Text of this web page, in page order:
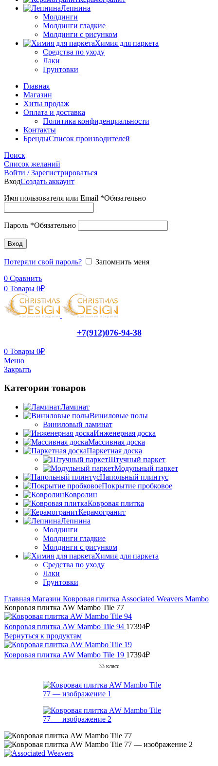
Лепнина
Молдинги
Молдинги гладкие
Молдинги с рисунком
Химия для паркета
Средства по уходу
Лаки
Грунтовки
Главная
Магазин
Хиты продаж
Оплата и доставка
Политика конфиденциальности
Контакты
БрендыСписок производителей
Поиск
Список желаний
Войти / Зарегистрироваться
ВходСоздать аккаунт
Имя пользователя или Email *Обязательно
Пароль *Обязательно
Вход
Потеряли свой пароль?
Запомнить меня
0 Сравнить
0 Товары 0₽
+7(912)076-94-38
0 Товары 0₽
Меню
Закрыть
Категории товаров
Ламинат
Виниловые полы
Виниловый ламинат
Инженерная доска
Массивная доска
Паркетная доска
Штучный паркет
Модульный паркет
Напольный плинтус
Покрытие пробковое
Ковролин
Ковровая плитка
Керамогранит
Лепнина
Молдинги
Молдинги гладкие
Молдинги с рисунком
Химия для паркета
Средства по уходу
Лаки
Грунтовки
Главная Магазин Ковровая плитка Associated Weavers Mambo
Ковровая плитка AW Mambo Tile 77
Ковровая плитка AW Mambo Tile 94 17394₽
Вернуться к продуктам
Ковровая плитка AW Mambo Tile 19 17394₽
33 класс